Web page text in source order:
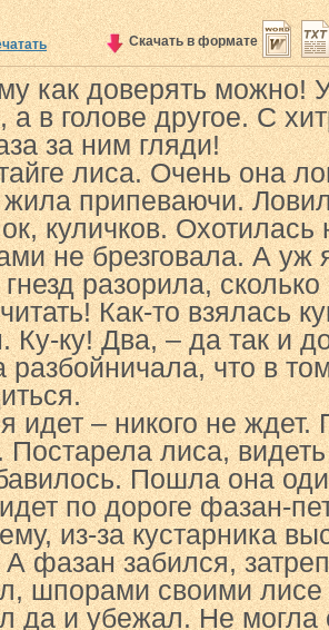
Скачать в формате
как доверять можно!
а в голове другое. С
за ним гляди!
лиса. Очень она
припеваючи.
куличков. Охотилась
не брезговала. А
разорила,
Как-то взялась
Ку-ку! Два, – да так и
разбойничала, что в
идет – никого не
Постарела лиса,
Пошла она
по дороге фазан-
из-за кустарника
фазан забился,
шпорами своими лисе
да и убежал. Не могла